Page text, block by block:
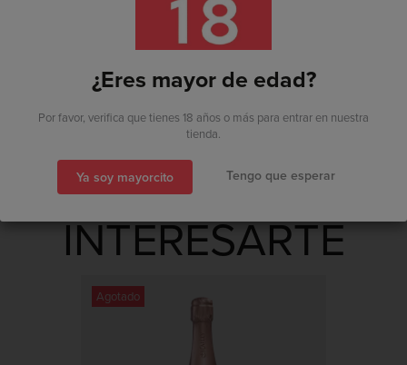
Ya estoy registrado
Soy nuevo por aquí
También puedes acceder
con... TAMBIÉN PUEDE
INTERESARTE
Agotado
¿Eres mayor de edad?
Por favor, verifica que tienes 18 años o más para entrar en nuestra
tienda.
Ya soy mayorcito Tengo que esperar